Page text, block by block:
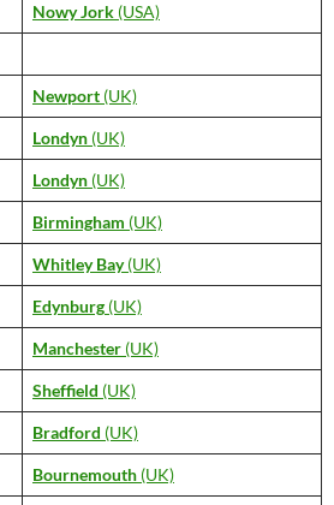
Nowy Jork (USA)
Newport (UK)
Londyn (UK)
Londyn (UK)
Birmingham (UK)
Whitley Bay(UK)
Edynburg (UK)
Manchester (UK)
Sheffield (UK)
Bradford (UK)
Bournemouth (UK)